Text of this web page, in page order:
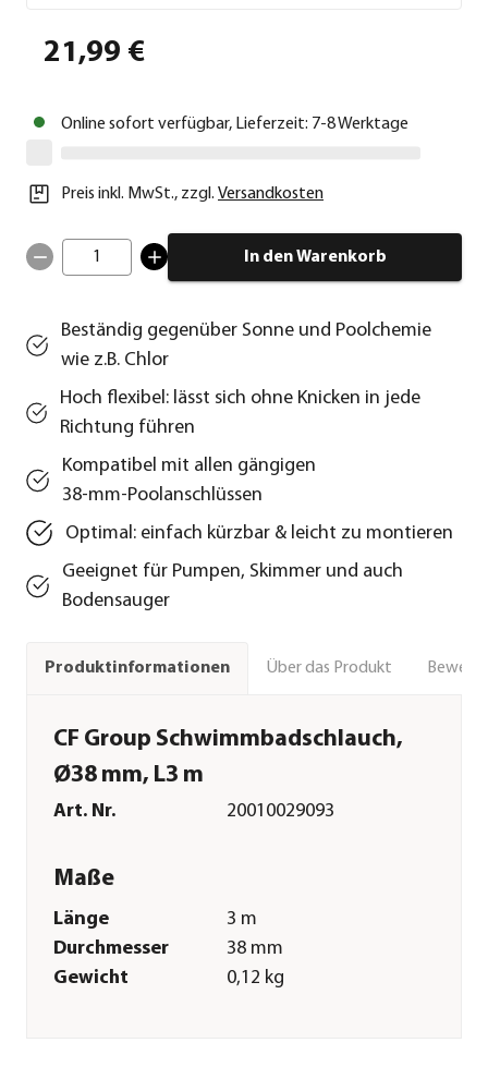
21,99 €
Online sofort verfügbar, Lieferzeit: 7-8 Werktage
Preis inkl. MwSt., zzgl. Versandkosten
1 In den Warenkorb
Beständig gegenüber Sonne und Poolchemie
wie z.B. Chlor
Hoch flexibel: lässt sich ohne Knicken in jede
Richtung führen
Kompatibel mit allen gängigen
38‑mm‑Poolanschlüssen
Optimal: einfach kürzbar & leicht zu montieren
Geeignet für Pumpen, Skimmer und auch
Bodensauger
Produktinformationen Über das Produkt
CF Group Schwimmbadschlauch,
Ø38 mm, L3 m
Art. Nr. 20010029093
Maße
Länge
3 m
Durchmesser
38 mm
Gewicht
0,12 kg